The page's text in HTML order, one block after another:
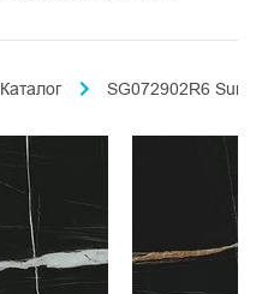
Каталог SG072902R6